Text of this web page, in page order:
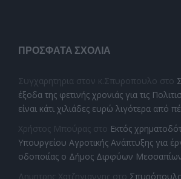
ΠΡΌΣΦΑΤΑ ΣΧΌΛΙΑ
Συγχαρητηρια στον κ.Σπυροπουλο στο
έξοδα της φετινής χρονιάς για τις
είναι κάτι χιλιάδες ευρώ λιγότερα από
Χρήστος Μπούρας στο Εκτός
Υπουργείου Αγροτικής Ανάπτυξης για
οδοποιίας ο Δήμος Διρφύων
Δημητρης Χατζηγιαννης στο